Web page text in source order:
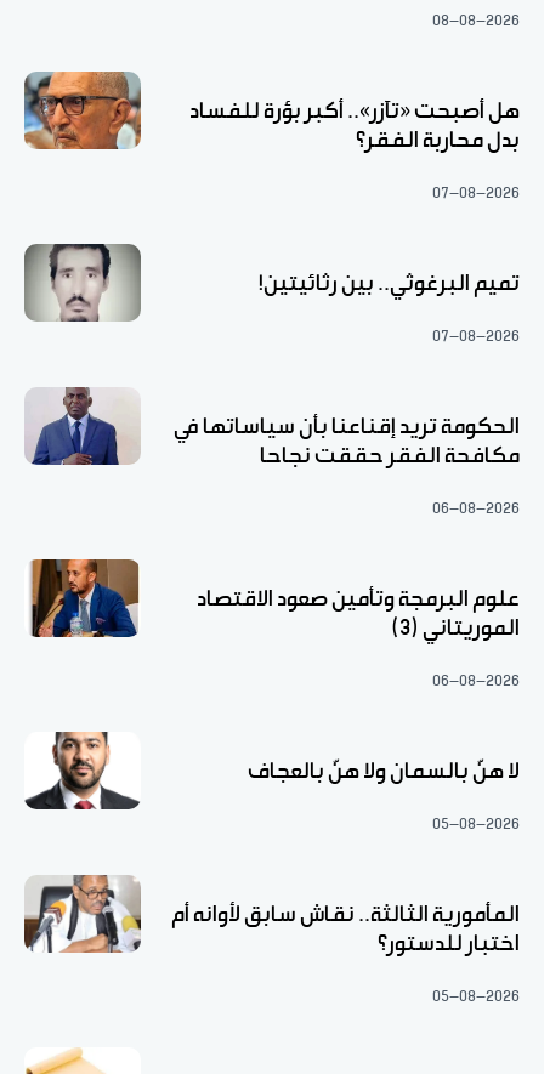
08-08-2026
هل أصبحت «تآزر».. أكبر بؤرة للفساد
بدل محاربة الفقر؟
07-08-2026
تميم البرغوثي.. بين رثائيتين!
07-08-2026
الحكومة تريد إقناعنا بأن سياساتها في
مكافحة الفقر حققت نجاحا
06-08-2026
علوم البرمجة وتأمين صعود الاقتصاد
الموريتاني (3)
06-08-2026
لا هنّ بالسمان ولا هنّ بالعجاف
05-08-2026
المأمورية الثالثة.. نقاش سابق لأوانه أم
اختبار للدستور؟
05-08-2026